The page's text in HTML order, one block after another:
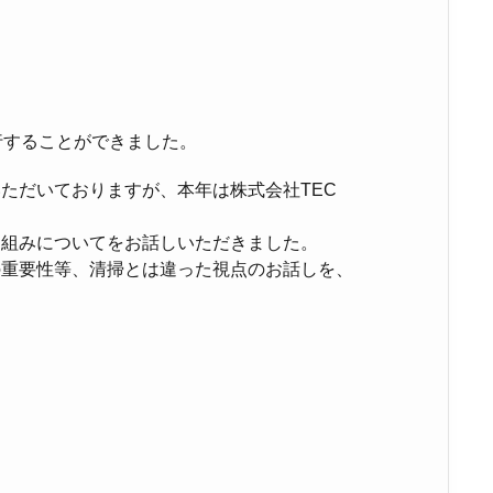
ることができました。
だいておりますが、本年は株式会社TEC
みについてをお話しいただきました。
要性等、清掃とは違った視点のお話しを、